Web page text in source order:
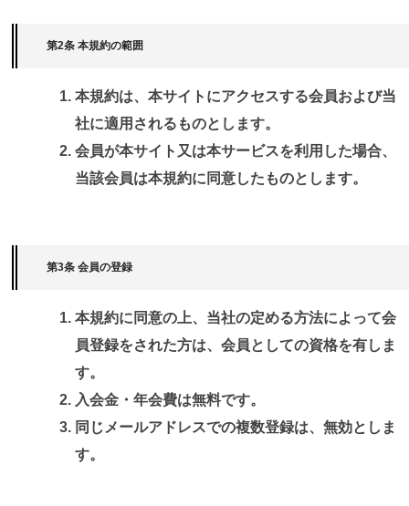
第2条 本規約の範囲
本規約は、本サイトにアクセスする会員および当
社に適用されるものとします。
会員が本サイト又は本サービスを利用した場合、
当該会員は本規約に同意したものとします。
第3条 会員の登録
本規約に同意の上、当社の定める方法によって会
員登録をされた方は、会員としての資格を有しま
す。
入会金・年会費は無料です。
同じメールアドレスでの複数登録は、無効としま
す。